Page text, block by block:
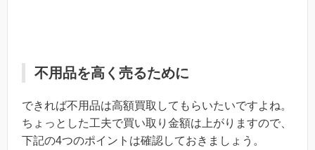
不用品を高く売るために
できれば不用品は高額買取してもらいたいですよね。
ちょっとした工夫で買い取り金額は上がりますので、
下記の4つのポイントは確認しておきましょう。